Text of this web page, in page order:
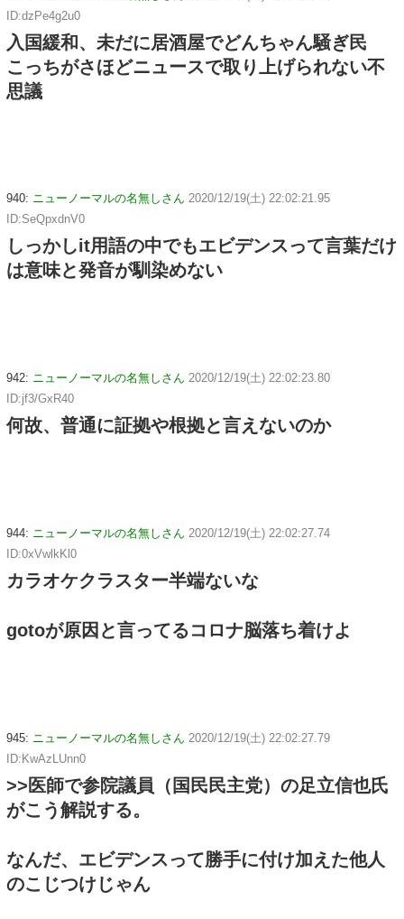
ID:dzPe4g2u0
入国緩和、未だに居酒屋でどんちゃん騒ぎ民
こっちがさほどニュースで取り上げられない不
思議
940: ニューノーマルの名無しさん 2020/12/19(土) 22:02:21.95
ID:SeQpxdnV0
しっかしit用語の中でもエビデンスって言葉だけ
は意味と発音が馴染めない
942: ニューノーマルの名無しさん 2020/12/19(土) 22:02:23.80
ID:jf3/GxR40
何故、普通に証拠や根拠と言えないのか
944: ニューノーマルの名無しさん 2020/12/19(土) 22:02:27.74
ID:0xVwlkKl0
カラオケクラスター半端ないな
gotoが原因と言ってるコロナ脳落ち着けよ
945: ニューノーマルの名無しさん 2020/12/19(土) 22:02:27.79
ID:KwAzLUnn0
>>医師で参院議員（国民民主党）の足立信也氏
がこう解説する。
なんだ、エビデンスって勝手に付け加えた他人
のこじつけじゃん